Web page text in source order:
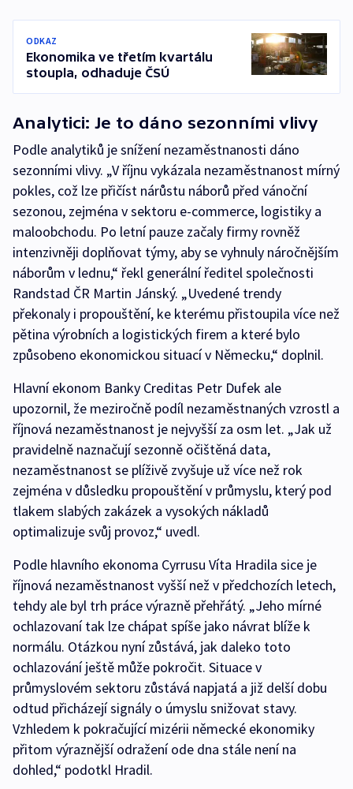
ODKAZ
Ekonomika ve třetím kvartálu
stoupla, odhaduje ČSÚ
Analytici: Je to dáno sezonními vlivy
Podle analytiků je snížení nezaměstnanosti dáno
sezonními vlivy. „V říjnu vykázala nezaměstnanost mírný
pokles, což lze přičíst nárůstu náborů před vánoční
sezonou, zejména v sektoru e-commerce, logistiky a
maloobchodu. Po letní pauze začaly firmy rovněž
intenzivněji doplňovat týmy, aby se vyhnuly náročnějším
náborům v lednu,“ řekl generální ředitel společnosti
Randstad ČR Martin Jánský. „Uvedené trendy
překonaly i propouštění, ke kterému přistoupila více než
pětina výrobních a logistických firem a které bylo
způsobeno ekonomickou situací v Německu,“ doplnil.
Hlavní ekonom Banky Creditas Petr Dufek ale
upozornil, že meziročně podíl nezaměstnaných vzrostl a
říjnová nezaměstnanost je nejvyšší za osm let. „Jak už
pravidelně naznačují sezonně očištěná data,
nezaměstnanost se plíživě zvyšuje už více než rok
zejména v důsledku propouštění v průmyslu, který pod
tlakem slabých zakázek a vysokých nákladů
optimalizuje svůj provoz,“ uvedl.
Podle hlavního ekonoma Cyrrusu Víta Hradila sice je
říjnová nezaměstnanost vyšší než v předchozích letech,
tehdy ale byl trh práce výrazně přehřátý. „Jeho mírné
ochlazovaní tak lze chápat spíše jako návrat blíže k
normálu. Otázkou nyní zůstává, jak daleko toto
ochlazování ještě může pokročit. Situace v
průmyslovém sektoru zůstává napjatá a již delší dobu
odtud přicházejí signály o úmyslu snižovat stavy.
Vzhledem k pokračující mizérii německé ekonomiky
přitom výraznější odražení ode dna stále není na
dohled,“ podotkl Hradil.